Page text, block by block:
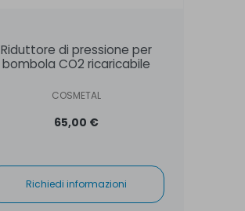
Riduttore di pressione per
bombola CO2 ricaricabile
COSMETAL
65,00 €
Richiedi informazioni